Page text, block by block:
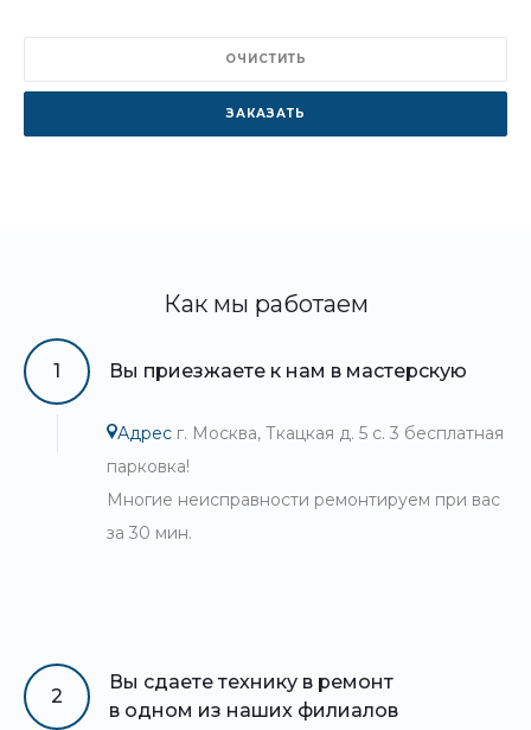
ОЧИСТИТЬ
ЗАКАЗАТЬ
Как мы работаем
1 Вы приезжаете к нам в мастерскую
Адрес г. Москва, Ткацкая д. 5 с. 3 бесплатная
парковка!
Многие неисправности ремонтируем при вас
за 30 мин.
2
Вы сдаете технику в ремонт
в одном из наших филиалов